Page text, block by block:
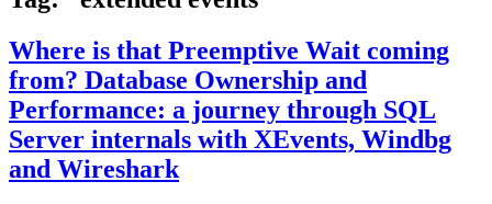
Where is that Preemptive Wait coming
from? Database Ownership and
Performance: a journey through SQL
Server internals with XEvents, Windbg
and Wireshark